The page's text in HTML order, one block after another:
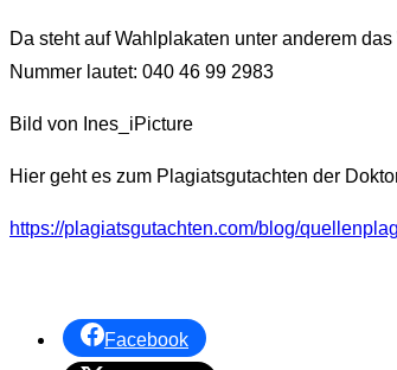
Da steht auf Wahlplakaten unter anderem
Nummer lautet: 040 46 99 2983
Bild von Ines_iPicture
Hier geht es zum Plagiatsgutachten der
https://plagiatsgutachten.com/blog/
Facebook